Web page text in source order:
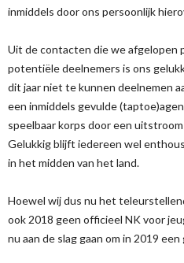
inmiddels door ons persoonlijk
Uit de contacten die we afgelopen
potentiële deelnemers is ons
dit jaar niet te kunnen deelnemen
een inmiddels gevulde
speelbaar korps door een
Gelukkig blijft iedereen wel
in het midden van het land.
Hoewel wij dus nu het
ook 2018 geen officieel NK voor
nu aan de slag gaan om in 2019